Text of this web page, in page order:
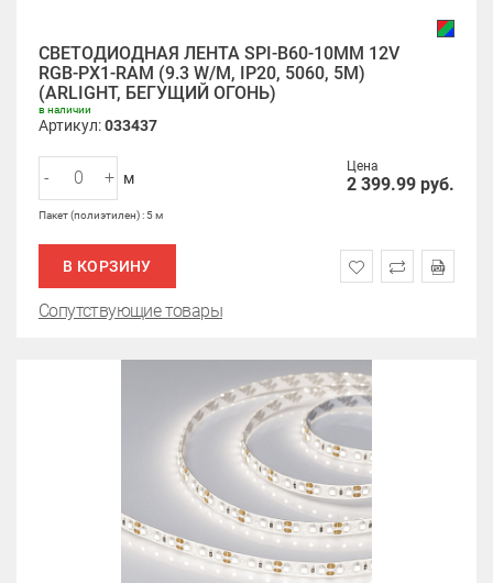
СВЕТОДИОДНАЯ ЛЕНТА SPI-B60-10MM 12V
RGB-PX1-RAM (9.3 W/M, IP20, 5060, 5M)
(ARLIGHT, БЕГУЩИЙ ОГОНЬ)
в наличии
Артикул:033437
Цена
2 399.99 руб.
- + м
Пакет (полиэтилен) : 5 м
В КОРЗИНУ
Сопутствующие товары